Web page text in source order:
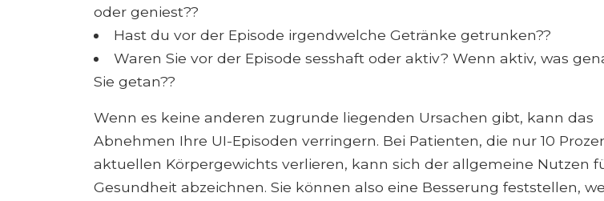
oder geniest??
Hast du vor der Episode irgendwelche Getränke getrunken??
Waren Sie vor der Episode sesshaft oder aktiv? Wenn aktiv, was
Sie getan??
Wenn es keine anderen zugrunde liegenden Ursachen gibt, kann das
Abnehmen Ihre UI-Episoden verringern. Bei Patienten, die nur 10
aktuellen Körpergewichts verlieren, kann sich der allgemeine Nutzen
Gesundheit abzeichnen. Sie können also eine Besserung feststellen,